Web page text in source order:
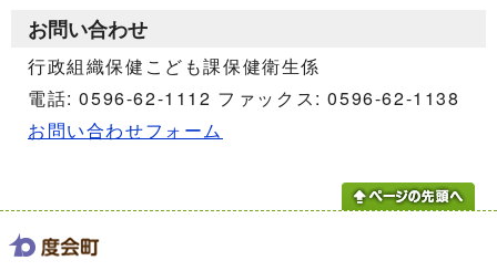
お問い合わせ
行政組織保健こども課保健衛生係
電話: 0596-62-1112 ファックス: 0596-62-1138
お問い合わせフォーム